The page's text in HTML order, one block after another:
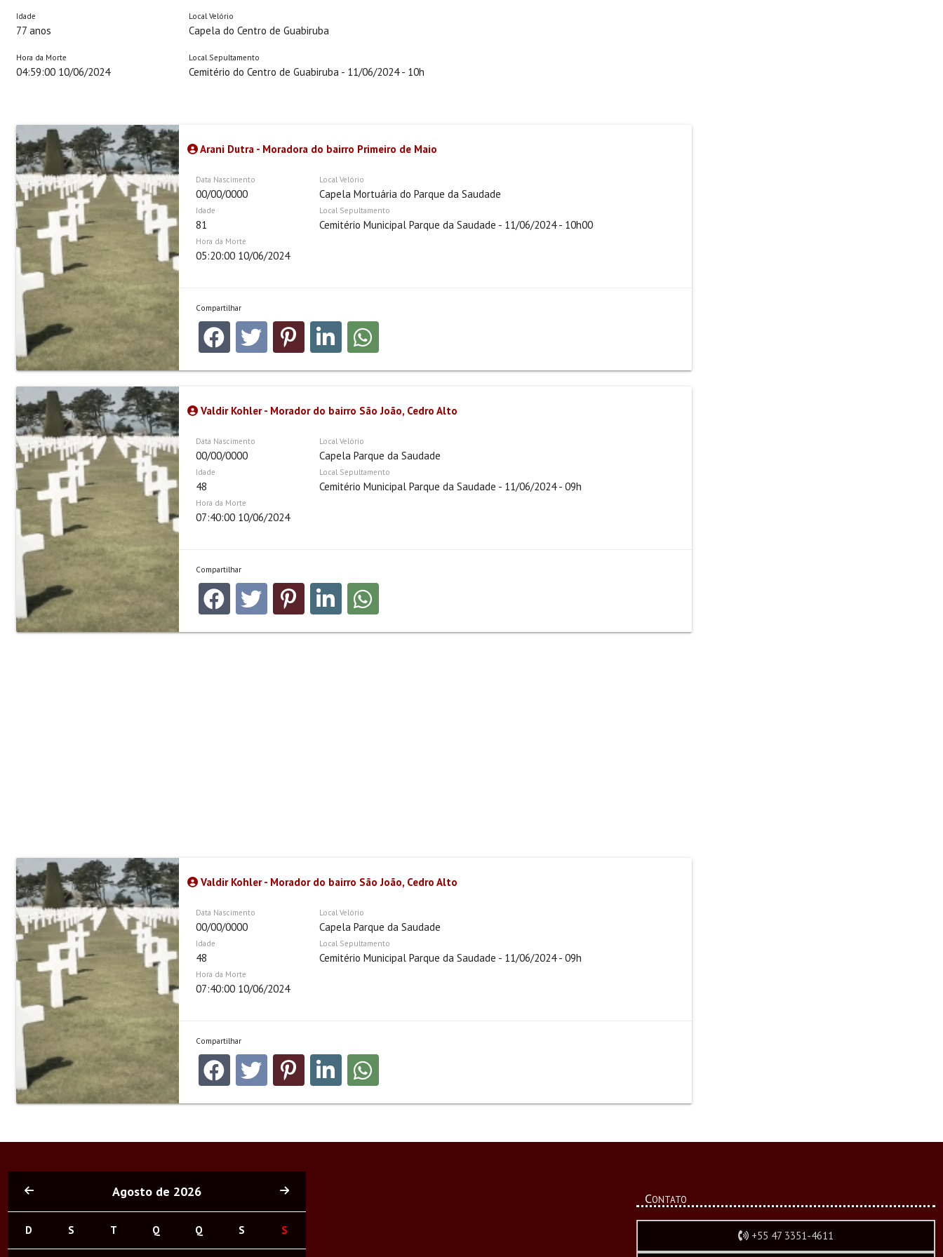
Idade
77 anos
Hora da Morte
04:59:00 10/06/2024
Local Velório
Capela do Centro de Guabiruba
Local Sepultamento
Cemitério do Centro de Guabiruba - 11/06/2024 - 10h
Arani Dutra - Moradora do bairro Primeiro de Maio
Data Nascimento
00/00/0000
Idade
81
Hora da Morte
05:20:00 10/06/2024
Local Velório
Capela Mortuária do Parque da Saudade
Local Sepultamento
Cemitério Municipal Parque da Saudade - 11/06/2024 - 10h00
Compartilhar
Valdir Kohler - Morador do bairro São João, Cedro Alto
Data Nascimento
00/00/0000
Idade
48
Hora da Morte
07:40:00 10/06/2024
Local Velório
Capela Parque da Saudade
Local Sepultamento
Cemitério Municipal Parque da Saudade - 11/06/2024 - 09h
Compartilhar
Valdir Kohler - Morador do bairro São João, Cedro Alto
Data Nascimento
00/00/0000
Idade
48
Hora da Morte
07:40:00 10/06/2024
Local Velório
Capela Parque da Saudade
Local Sepultamento
Cemitério Municipal Parque da Saudade - 11/06/2024 - 09h
Compartilhar
Agosto de 2026
D S T Q Q S S
Contato
+55 47 3351-4611